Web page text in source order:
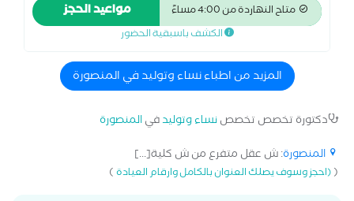
متاح النهاردة من 4:00 مساءً مواعيد الحجز
الكشف باسبقية الحضور
المزيد من اطباء نساء وتوليد في المنصورة
دكتورة تخصص تخصصنساء وتوليدفيالمنصورة
المنصورة: ش عقل متفرع من ش كلية[...]
((احجز وسوف يصلك العنوان بالكامل وارقام العيادة)